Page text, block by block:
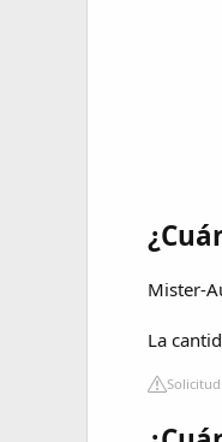
Mister-
La